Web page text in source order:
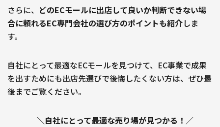
さらに、 どのECモールに出店して良いか判断できない場
合に頼れるEC専門会社の選び方のポイントも紹介しま
す。
自社にとって最適なECモールを見つけて、EC事業で成果
を出すためにも出店先選びで後悔したくない方は、ぜひ最
後までご覧ください。
＼自社にとって最適な売り場が見つかる！／